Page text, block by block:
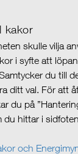
kakor
skulle vilja
i syfte att
du till
ditt val. För att
du på
du hittar i
och